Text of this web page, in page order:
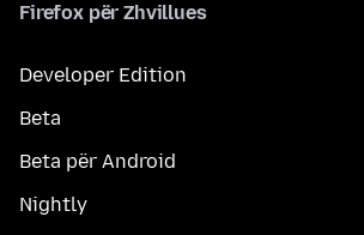
Firefox për Zhvillues
Developer Edition
Beta
Beta për Android
Nightly